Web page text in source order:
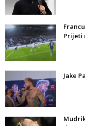
Prijeti
Jake